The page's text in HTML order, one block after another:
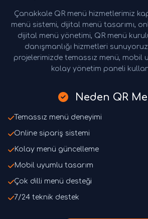
Çanakkale QR menü hizmetlerimiz
menü sistemi, dijital menü tasarımı,
dijital menü yönetimi, QR menü
danışmanlığı hizmetleri
projelerimizde temassız menü, mobil
kolay yönetim paneli
Neden QR
Temassız menü deneyimi
Online sipariş sistemi
Kolay menü güncelleme
Mobil uyumlu tasarım
Çok dilli menü desteği
7/24 teknik destek